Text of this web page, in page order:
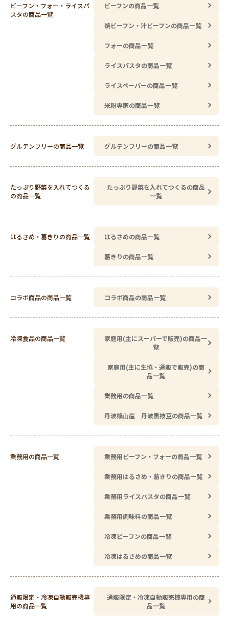
ビーフン・フォー・ライスパ
スタの商品一覧
ビーフンの商品一覧
焼ビーフン・汁ビーフンの商品一覧
フォーの商品一覧
ライスパスタの商品一覧
ライスペーパーの商品一覧
米粉専家の商品一覧
グルテンフリーの商品一覧 グルテンフリーの商品一覧
たっぷり野菜を入れてつくる
の商品一覧
たっぷり野菜を入れてつくるの商品
一覧
はるさめ・葛きりの商品一覧 はるさめの商品一覧
葛きりの商品一覧
コラボ商品の商品一覧 コラボ商品の商品一覧
冷凍食品の商品一覧
家庭用(主にスーパーで販売)の商品一
覧
家庭用(主に生協・通販で販売)の商
品一覧
業務用の商品一覧
丹波篠山産 丹波黒枝豆の商品一覧
業務用の商品一覧 業務用ビーフン・フォーの商品一覧
業務用はるさめ・葛きりの商品一覧
業務用ライスパスタの商品一覧
業務用調味料の商品一覧
冷凍ビーフンの商品一覧
冷凍はるさめの商品一覧
通販限定・冷凍自動販売機専
用の商品一覧
通販限定・冷凍自動販売機専用の商
品一覧